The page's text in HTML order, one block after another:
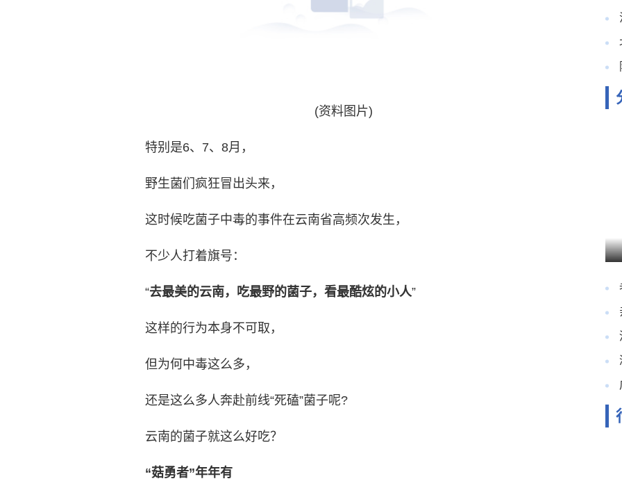
(资料图片)
特别是6、7、8月，
野生菌们疯狂冒出头来，
这时候吃菌子中毒的事件在云南省高频次发生，
不少人打着旗号：
“去最美的云南，吃最野的菌子，看最酷炫的小人”
这样的行为本身不可取，
但为何中毒这么多，
还是这么多人奔赴前线“死磕”菌子呢?
云南的菌子就这么好吃？
“菇勇者”年年有